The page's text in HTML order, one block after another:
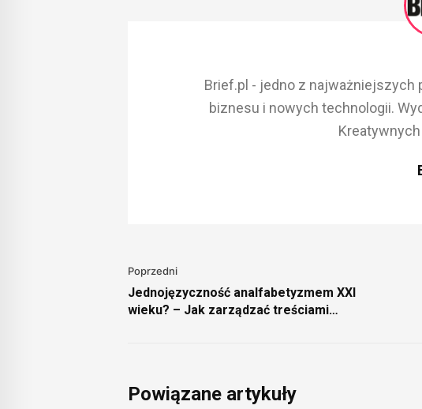
Brief.pl - jedno z
biznesu i nowych technologii.
Poprzedni
Jednojęzyczność analfabetyzmem XXI
wieku? – Jak zarządzać treściami
Powiązane artykuły